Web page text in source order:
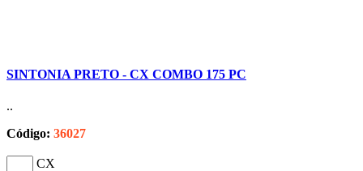
SINTONIA PRETO - CX COMBO 175 PC
..
Código: 36027
CX